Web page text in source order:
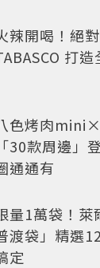
辣開喝！絕
打
色烤肉
「30款周邊」
通通有
量1萬袋！萊
渡袋」精選
定